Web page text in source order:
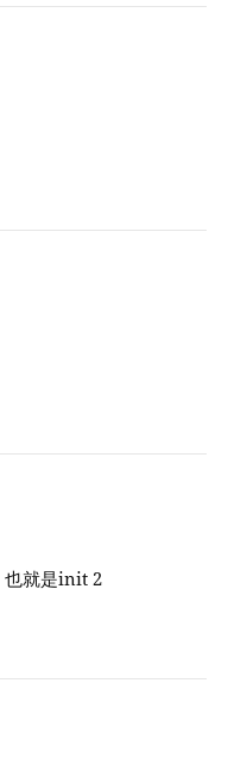
也就是init 2